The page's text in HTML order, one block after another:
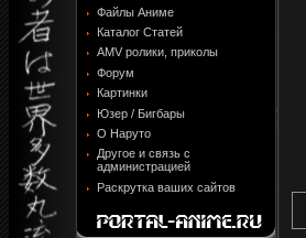
Файлы Аниме
Каталог Статей
AMV ролики, приколы
Форум
Картинки
Юзер / Бигбары
О Наруто
Другое и связь с
администрацией
Раскрутка ваших сайтов